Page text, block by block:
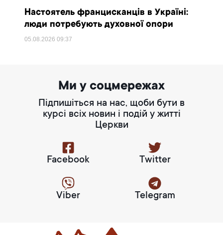
Настоятель францисканців в Україні:
люди потребують духовної опори
05.08.202609:37
Ми у соцмережах
Підпишіться на нас, щоби бути в
курсі всіх новин і подій у житті
Церкви
Facebook Twitter
Viber Telegram